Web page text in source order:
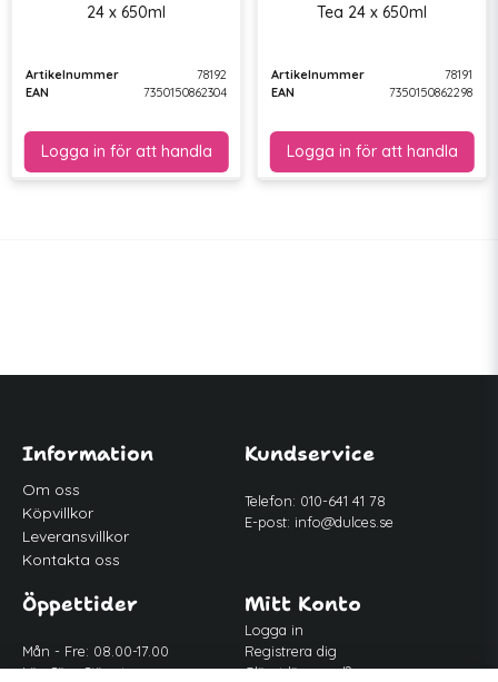
24 x 650ml
Artikelnummer
78192
EAN
7350150862304
Tea 24 x 650ml
Artikelnummer
78191
EAN
7350150862298
Information
Om oss
Köpvillkor
Leveransvillkor
Kontakta oss
Kundservice
Telefon: 010-641 41 78
E-post: info@dulces.se
Öppettider
Mån - Fre: 08.00-17.00
Lör-Sön: Stängt
Mitt Konto
Logga in
Registrera dig
Glömt lösenord?